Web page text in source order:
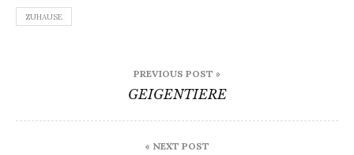
ZUHAUSE
PREVIOUS POST »
GEIGENTIERE
« NEXT POST